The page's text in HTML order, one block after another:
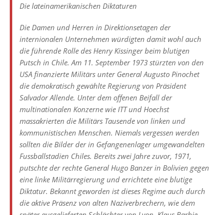
Die lateinamerikanischen Diktaturen
Die Damen und Herren in Direktionsetagen der
internionalen Unternehmen würdigten damit wohl auch
die führende Rolle des Henry Kissinger beim blutigen
Putsch in Chile. Am 11. September 1973 stürzten von den
USA finanzierte Militärs unter General Augusto Pinochet
die demokratisch gewählte Regierung von Präsident
Salvador Allende. Unter dem offenen Beifall der
multinationalen Konzerne wie ITT und Hoechst
massakrierten die Militärs Tausende von linken und
kommunistischen Menschen. Niemals vergessen werden
sollten die Bilder der in Gefangenenlager umgewandelten
Fussballstadien Chiles. Bereits zwei Jahre zuvor, 1971,
putschte der rechte General Hugo Banzer in Bolivien gegen
eine linke Militärregierung und errichtete eine blutige
Diktatur. Bekannt geworden ist dieses Regime auch durch
die aktive Präsenz von alten Naziverbrechern, wie dem